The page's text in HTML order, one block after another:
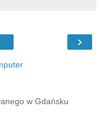
›
w Gdańsku